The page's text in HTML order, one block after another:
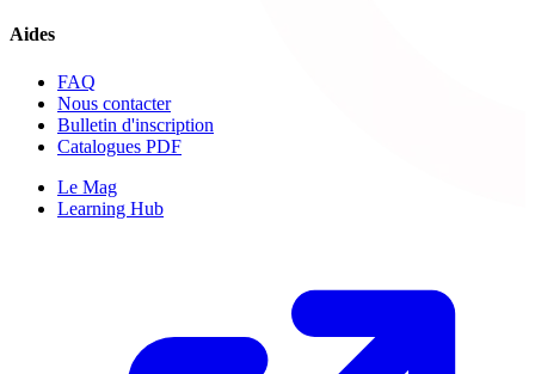
Aides
FAQ
Nous contacter
Bulletin d'inscription
Catalogues PDF
Le Mag
Learning Hub